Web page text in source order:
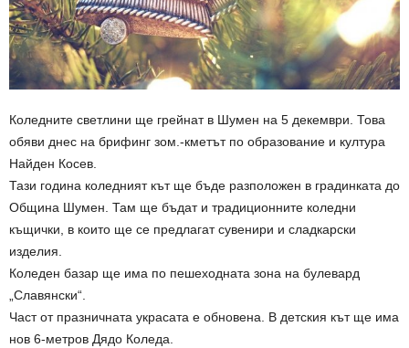
Коледните светлини ще грейнат в Шумен на 5 декември. Това
обяви днес на брифинг зом.-кметът по образование и култура
Найден Косев.
Тази година коледният кът ще бъде разположен в градинката до
Община Шумен. Там ще бъдат и традиционните коледни
къщички, в които ще се предлагат сувенири и сладкарски
изделия.
Коледен базар ще има по пешеходната зона на булевард
„Славянски“.
Част от празничната украсата е обновена. В детския кът ще има
нов 6-метров Дядо Коледа.